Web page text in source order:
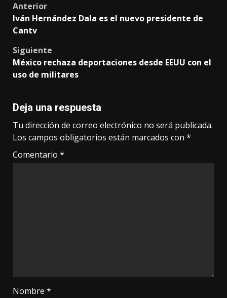
Post
navigation
Anterior
Iván Hernández Dala es el nuevo presidente de
Cantv
Siguiente
México rechaza deportaciones desde EEUU con el
uso de militares
Deja una respuesta
Tu dirección de correo electrónico no será publicada.
Los campos obligatorios están marcados con *
Comentario *
Nombre *